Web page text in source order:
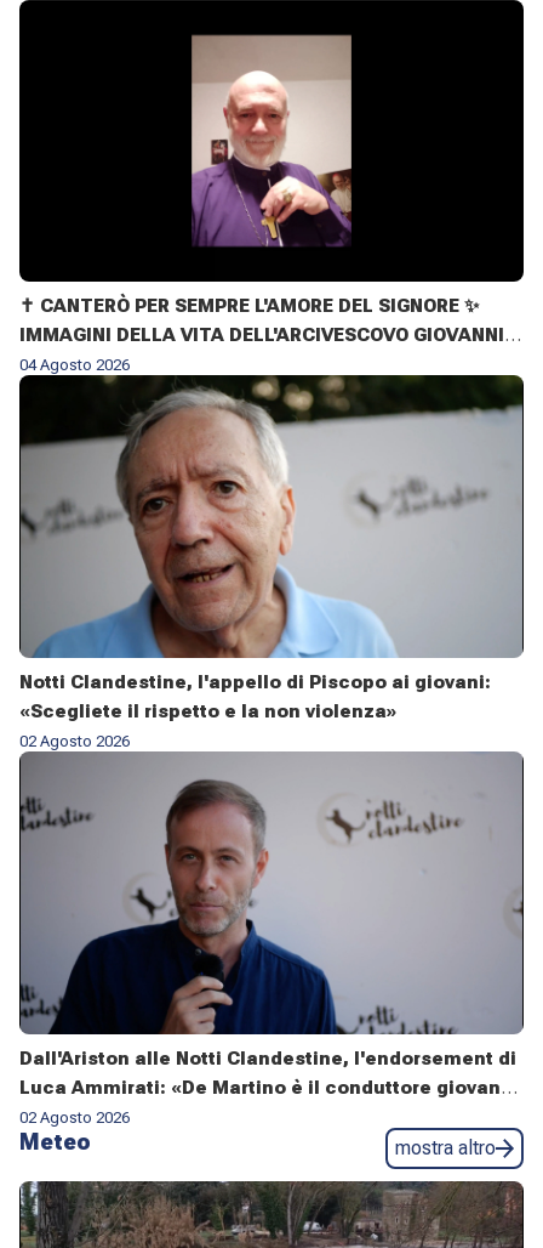
✝️ CANTERÒ PER SEMPRE L'AMORE DEL SIGNORE ✨
IMMAGINI DELLA VITA DELL'ARCIVESCOVO GIOVANNI
CLIMACO MAPELLI
04 Agosto 2026
Notti Clandestine, l'appello di Piscopo ai giovani:
«Scegliete il rispetto e la non violenza»
02 Agosto 2026
Dall'Ariston alle Notti Clandestine, l'endorsement di
Luca Ammirati: «De Martino è il conduttore giovane
ideale per un Festival trasversale»
02 Agosto 2026
Meteo mostra altro